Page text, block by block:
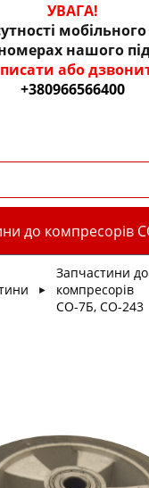
УВАГА!
нашого
або
+380966566400
до компресорів
►
Запчастини до
компресорів
СО-7Б, СО-243